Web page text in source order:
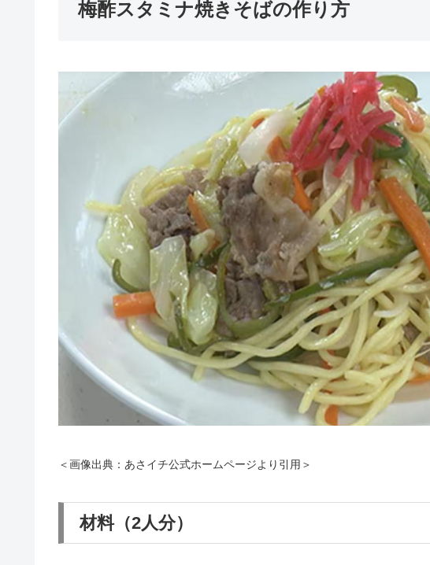
梅酢スタミナ焼きそばの作り方
＜画像出典：あさイチ公式ホームページより引用＞
材料（2人分）